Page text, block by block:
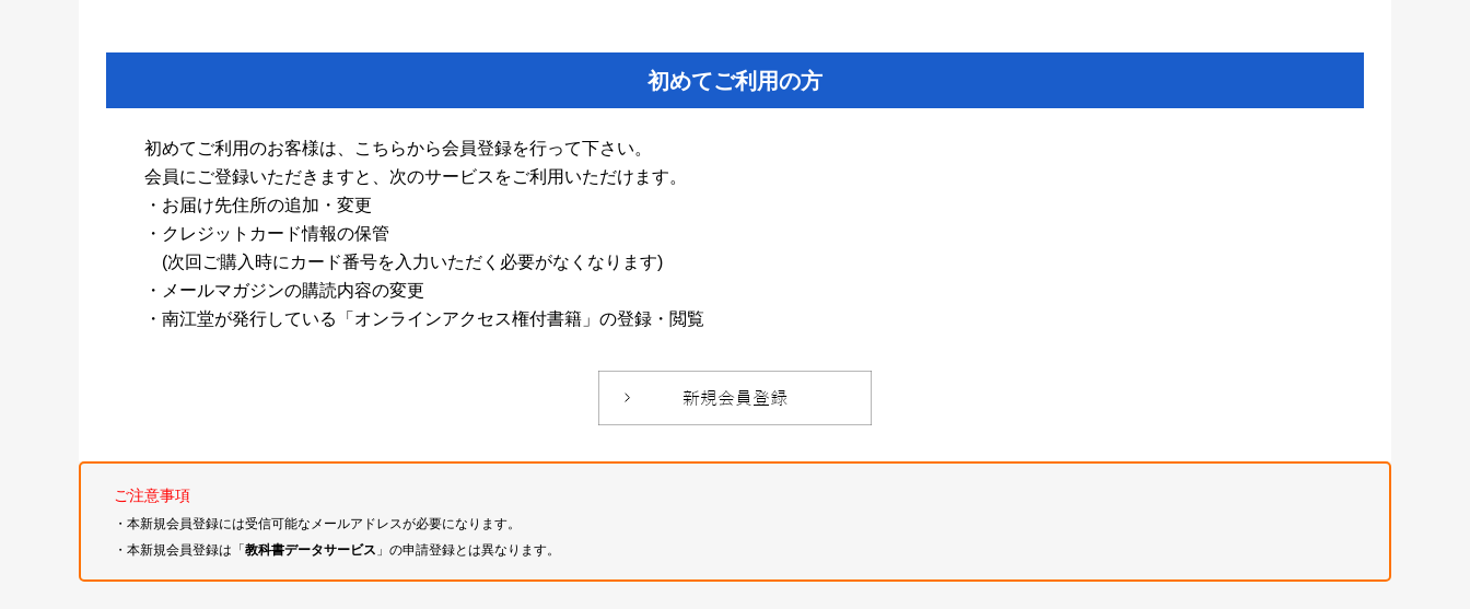
初めてご利用の方
初めてご利用のお客様は、こちらから会員登録を行って下さい。
会員にご登録いただきますと、次のサービスをご利用いただけます。
・お届け先住所の追加・変更
・クレジットカード情報の保管
(次回ご購入時にカード番号を入力いただく必要がなくなります)
・メールマガジンの購読内容の変更
・南江堂が発行している「オンラインアクセス権付書籍」の登録・閲覧
ご注意事項
・本新規会員登録には受信可能なメールアドレスが必要になります。
・本新規会員登録は「教科書データサービス 」の申請登録とは異なります。